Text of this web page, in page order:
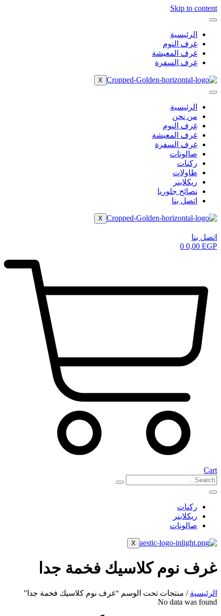
Skip to content
الرئيسية
غرف النوم
غرف المعيشة
غرف السفرة
X
الرئيسية
من نحن
غرف النوم
غرف المعيشة
غرف السفرة
صالونات
ركنات
طاولات
ريكلاينر
نصائح جلوريا
اتصل بنا
X
اتصل بنا
0,00 EGP
0
Cart
ركنات
ريكلاينر
صالونات
X
غرف نوم كلاسيك فخمة جدا
الرئيسية / منتجات تحت الوسم “غرف نوم كلاسيك فخمة جدا”
No data was found